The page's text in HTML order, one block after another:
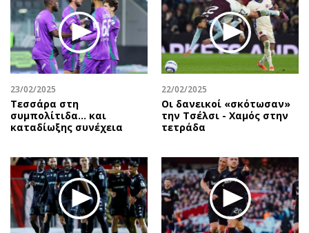
23/02/2025
Τεσσάρα στη
συμπολίτιδα... και
καταδίωξης συνέχεια
22/02/2025
Οι δανεικοί «σκότωσαν»
την Τσέλσι - Χαμός στην
τετράδα